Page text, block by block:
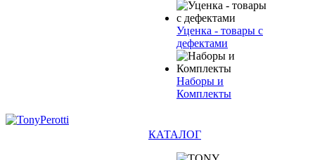
Уценка - товары с
дефектами
Наборы и
Комплекты
КАТАЛОГ